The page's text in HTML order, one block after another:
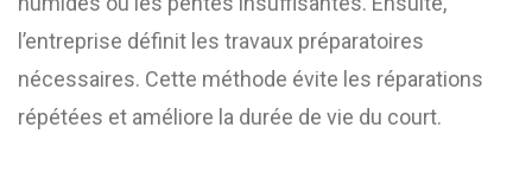
l’entreprise définit les travaux préparatoires
nécessaires. Cette méthode évite les réparations
répétées et améliore la durée de vie du court.